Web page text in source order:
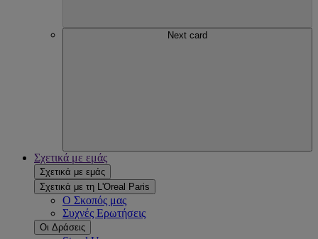
Next card
Σχετικά με εμάς
Σχετικά με εμάς
Σχετικά με τη L'Oreal Paris
Ο Σκοπός μας
Συχνές Ερωτήσεις
Οι Δράσεις